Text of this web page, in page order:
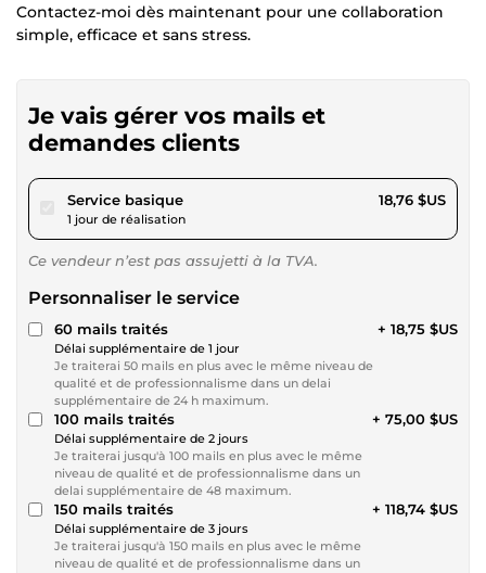
Contactez-moi dès maintenant pour une collaboration
simple, efficace et sans stress.
Je vais gérer vos mails et
demandes clients
Service basiquepour 17,28 $US
1 jour de réalisation
18,76 $US
Ce vendeur n’est pas assujetti à la TVA.
Personnaliser le service
60 mails traités
Délai supplémentaire de 1 jour
Je traiterai 50 mails en plus avec le même niveau de
qualité et de professionnalisme dans un delai
supplémentaire de 24 h maximum.
+ 18,75 $US
100 mails traités
Délai supplémentaire de 2 jours
Je traiterai jusqu'à 100 mails en plus avec le même
niveau de qualité et de professionnalisme dans un
delai supplémentaire de 48 maximum.
+ 75,00 $US
150 mails traités
Délai supplémentaire de 3 jours
Je traiterai jusqu'à 150 mails en plus avec le même
niveau de qualité et de professionnalisme dans un
+ 118,74 $US